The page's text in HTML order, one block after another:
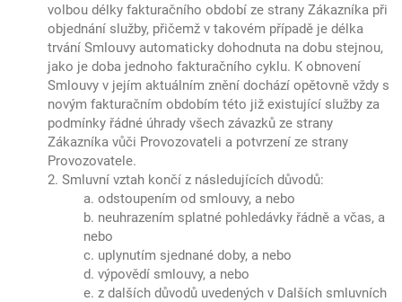
volbou délky fakturačního období ze strany Zákazníka při
objednání služby, přičemž v takovém případě je délka
trvání Smlouvy automaticky dohodnuta na dobu stejnou,
jako je doba jednoho fakturačního cyklu. K obnovení
Smlouvy v jejím aktuálním znění dochází opětovně vždy s
novým fakturačním obdobím této již existující služby za
podmínky řádné úhrady všech závazků ze strany
Zákazníka vůči Provozovateli a potvrzení ze strany
Provozovatele.
2. Smluvní vztah končí z následujících důvodů:
a. odstoupením od smlouvy, a nebo
b. neuhrazením splatné pohledávky řádně a včas, a
nebo
c. uplynutím sjednané doby, a nebo
d. výpovědí smlouvy, a nebo
e. z dalších důvodů uvedených v Dalších smluvních